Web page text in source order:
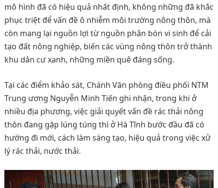
mô hình đã có hiệu quả nhất định, không những đã khắc
phục triệt để vấn đề ô nhiễm môi trường nông thôn, mà
còn mang lại nguồn lợi từ nguồn phân bón vi sinh để cải
tạo đất nông nghiệp, biến các vùng nông thôn trở thành
khu dân cư xanh, những miền quê đáng sống.
Tại các điểm khảo sát, Chánh Văn phòng điều phối NTM
Trung ương Nguyễn Minh Tiến ghi nhận, trong khi ở
nhiều địa phương, việc giải quyết vấn đề rác thải nông
thôn đang gặp lúng túng thì ở Hà Tĩnh bước đầu đã có
hướng đi mới, cách làm sáng tạo, hiệu quả trong việc xử
lý rác thải, nước thải.